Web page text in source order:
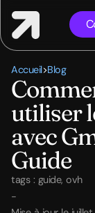
Accueil>Blog
utiliser
avec
Guide
-
tags : guide, ovh